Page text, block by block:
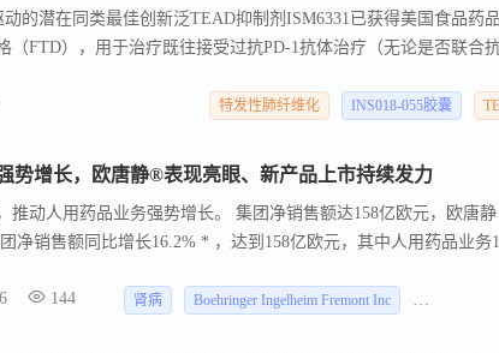
的潜在同类最佳创新泛TEAD抑制剂ISM6331已获得美国食品药
（FTD），用于治疗既往接受过抗PD-1抗体治疗（无论是否联合
（ODD）；并于2023年2月授予英矽智能领先管线
前提下，ISM6331将有资格获得加速批准和优先审评，并可启用滚
特发性肺纤维化 INS018-055胶囊
势增长，欧唐静®表现亮眼、新产品上市持续发力
推动人用药品业务强势增长。 集团净销售额达158亿欧元，欧唐
净销售额同比增长16.2% * ，达到158亿欧元，其中人用药品业务
144 肾病 Boehringer Ingelheim Fremont Inc BI 764532